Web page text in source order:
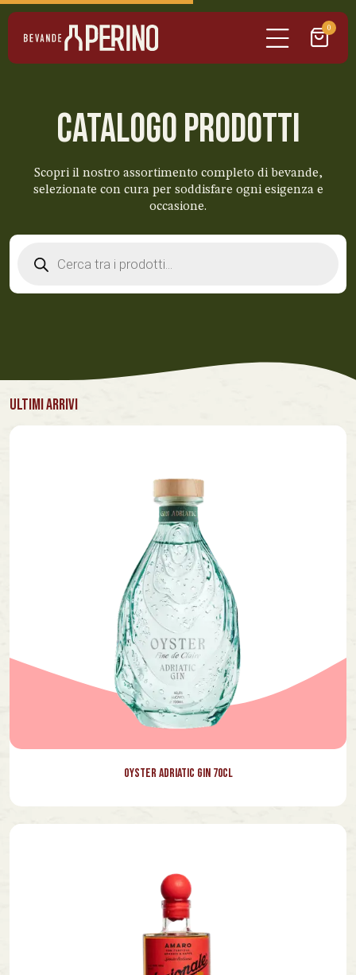
0
CATALOGO PRODOTTI
Scopri il nostro assortimento completo di bevande,
selezionate con cura per soddisfare ogni esigenza e
occasione.
search
ULTIMI ARRIVI
Oyster Adriatic Gin 70cl